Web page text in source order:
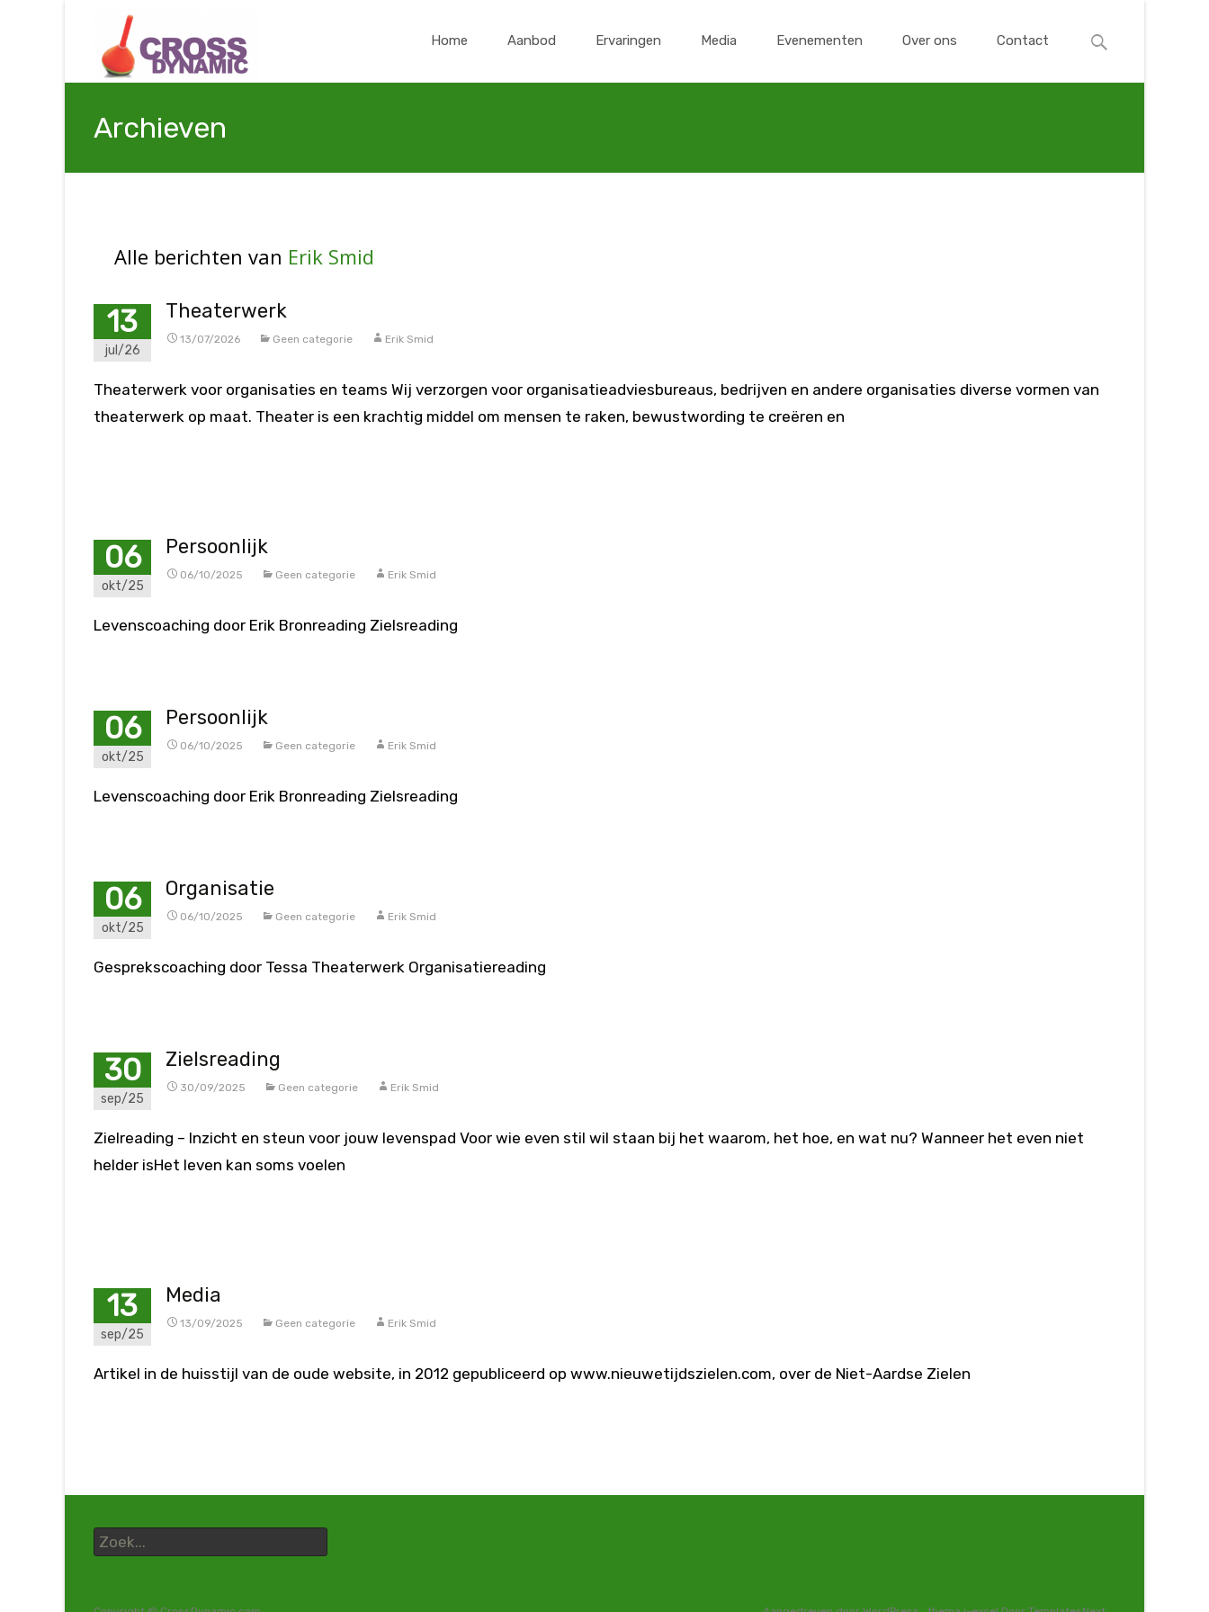
naarHome Aanbod Ervaringen Media Evenementen Over ons Contact
Zoek
Archieven
Alle berichten van Erik Smid
13
jul/26
Theaterwerk
13/07/2026 Geen categorie Erik Smid
Theaterwerk voor organisaties en teams Wij verzorgen voor organisatieadviesbureaus, bedrijven en andere organisaties diverse vormen van
theaterwerk op maat. Theater is een krachtig middel om mensen te raken, bewustwording te creëren en
06
okt/25
Persoonlijk
06/10/2025 Geen categorie Erik Smid
Levenscoaching door Erik Bronreading Zielsreading
06
okt/25
Persoonlijk
06/10/2025 Geen categorie Erik Smid
Levenscoaching door Erik Bronreading Zielsreading
06
okt/25
Organisatie
06/10/2025 Geen categorie Erik Smid
Gesprekscoaching door Tessa Theaterwerk Organisatiereading
30
sep/25
Zielsreading
30/09/2025 Geen categorie Erik Smid
Zielreading – Inzicht en steun voor jouw levenspad Voor wie even stil wil staan bij het waarom, het hoe, en wat nu? Wanneer het even niet
helder isHet leven kan soms voelen
13
sep/25
Media
13/09/2025 Geen categorie Erik Smid
Artikel in de huisstijl van de oude website, in 2012 gepubliceerd op www.nieuwetijdszielen.com, over de Niet-Aardse Zielen
Zoek
naar: